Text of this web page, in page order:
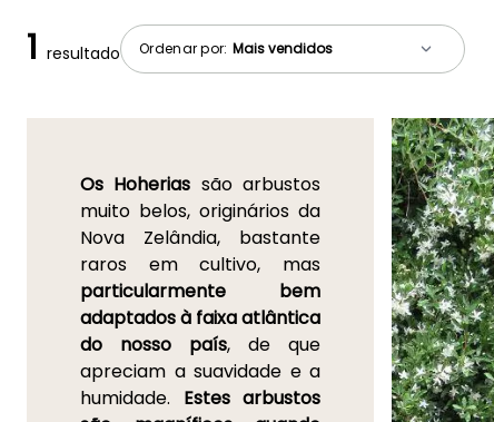
Ordenar por:
1 resultado
Os Hoherias são arbustos
muito belos, originários da
Nova Zelândia, bastante
raros em cultivo, mas
particularmente bem
adaptados à faixa atlântica
do nosso país, de que
apreciam a suavidade e a
humidade. Estes arbustos